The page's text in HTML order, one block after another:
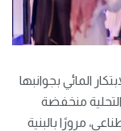
المائي بجوانبها
التحلية منخفضة
مرورًا بالبنية